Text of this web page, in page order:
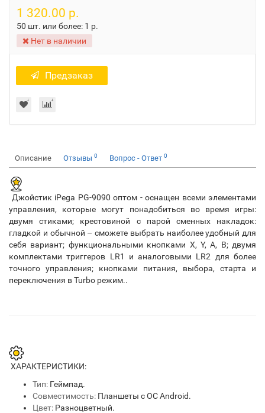
1 320.00 р.
50 шт. или более: 1 р.
Нет в наличии
Предзаказ
Описание Отзывы 0 Вопрос - Ответ 0
Джойстик iPega PG-9090 оптом - оснащен всеми элементами
управления, которые могут понадобиться во время игры:
двумя стиками; крестовиной с парой сменных накладок:
гладкой и обычной – сможете выбрать наиболее удобный для
себя вариант; функциональными кнопками X, Y, A, B; двумя
комплектами триггеров LR1 и аналоговыми LR2 для более
точного управления; кнопками питания, выбора, старта и
переключения в Turbo режим..
ХАРАКТЕРИСТИКИ:
Тип: Геймпад.
Совместимость: Планшеты с ОС Android.
Цвет: Разноцветный.